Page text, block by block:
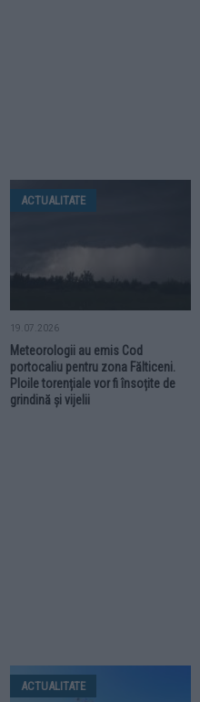
ACTUALITATE
19.07.2026
Meteorologii au emis Cod
portocaliu pentru zona Fălticeni.
Ploile torențiale vor fi însoțite de
grindină și vijelii
ACTUALITATE